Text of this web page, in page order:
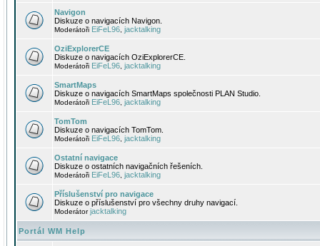
Navigon
Diskuze o navigacích Navigon.
Moderátoři EiFeL96 jacktalking
OziExplorerCE
Diskuze o navigacích OziExplorerCE.
Moderátoři EiFeL96 jacktalking
SmartMaps
Diskuze o navigacích SmartMaps společnosti PLAN Studio.
Moderátoři EiFeL96 jacktalking
TomTom
Diskuze o navigacích TomTom.
Moderátoři EiFeL96 jacktalking
Ostatní navigace
Diskuze o ostatních navigačních řešeních.
Moderátoři EiFeL96 jacktalking
Příslušenství pro navigace
Diskuze o příslušenství pro všechny druhy navigací.
Moderátorjacktalking
Portál WM Help